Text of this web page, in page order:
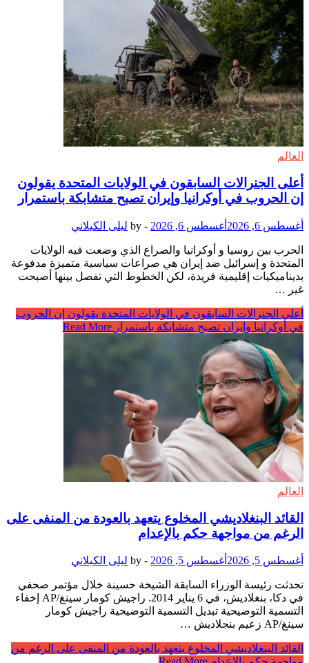
العالم
أعلى الجنرالات السابقون في الولايات المتحدة يقولون
إن الحروب في أوكرانيا وإيران تصبح متشابكة باستمرار
أغسطس 6, 2026 أغسطس 6, 2026 -
by ليلى الكيلاني
الحرب بين روسيا و أوكرانيا والصراع الذي وضعت فيه الولايات
المتحدة و إسرائيل ضد إيران هي صراعات سياسية متميزة مدفوعة
بديناميكيات إقليمية فريدة، لكن الخطوط التي تفصل بينها أصبحت
غير …
أعلى الجنرالات السابقون في الولايات المتحدة يقولون إن الحروب
في أوكرانيا وإيران تصبح متشابكة باستمرار
العالم
القائد البنغلاديشي المخلوع يتعهد بالعودة من المنفى على
الرغم من مواجهة حكم بالإعدام
أغسطس 5, 2026 أغسطس 5, 2026 -
by ليلى الكيلاني
تحدثت رئيسة الوزراء السابقة الشيخة حسينة خلال مؤتمر صحفي
في دكا، بنغلاديش، في 6 يناير 2014. راجيش كومار سينغ/AP إخفاء
التسمية التوضيحية تبديل التسمية التوضيحية راجيش كومار
سينغ/AP زعيم بنجلاديش …
القائد البنغلاديشي المخلوع يتعهد بالعودة من المنفى على الرغم من